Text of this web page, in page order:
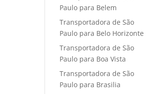
Paulo para Belem
Transportadora de São
Paulo para Belo Horizonte
Transportadora de São
Paulo para Boa Vista
Transportadora de São
Paulo para Brasilia